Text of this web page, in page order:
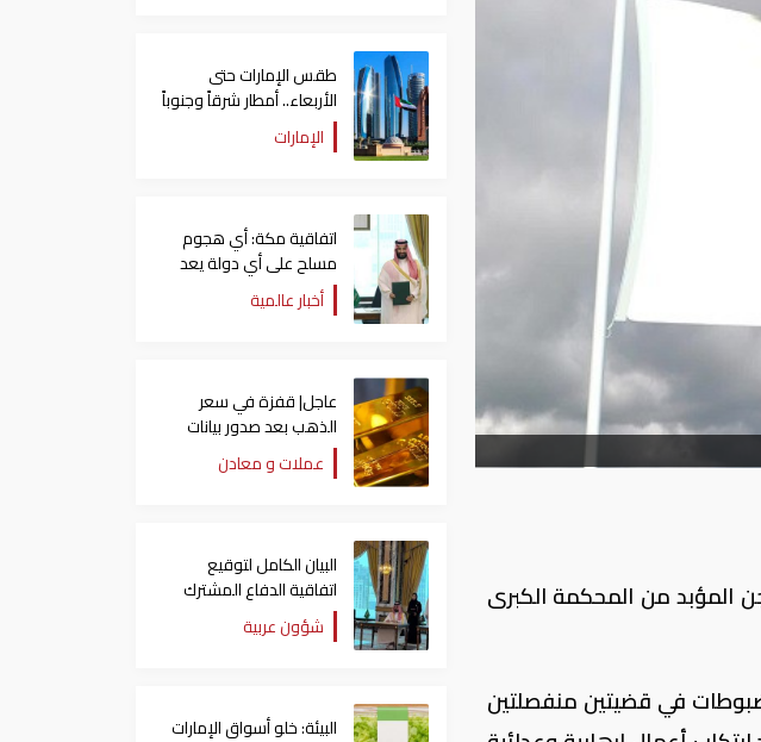
المؤبد من المحكمة الكبرى
في قضيتين منفصلتين
طقس الإمارات حتى
الأربعاء.. أمطار شرقاً وجنوباً
وانخفاض تدريجي للحرارة
الإمارات
اتفاقية مكة: أي هجوم
مسلح على أي دولة يعد
هجوما على الدول الثلاث
جميعا
أخبار عالمية
عاجل| قفزة في سعر
الذهب بعد صدور بيانات
الوظائف الأمريكية
عملات و معادن
البيان الكامل لتوقيع
اتفاقية الدفاع المشترك
بين السعودية وتركيا
وباكستان
شؤون عربية
البيئة: خلو أسواق الإمارات